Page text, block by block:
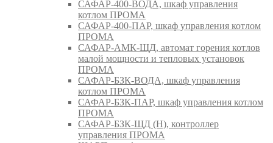
САФАР-400-ВОДА, шкаф управления
котлом ПРОМА
САФАР-400-ПАР, шкаф управления котлом
ПРОМА
САФАР-АМК-ЩД, автомат горения котлов
малой мощности и тепловых установок
ПРОМА
САФАР-БЗК-ВОДА, шкаф управления
котлом ПРОМА
САФАР-БЗК-ПАР, шкаф управления котлом
ПРОМА
САФАР-БЗК-ЩД (Н), контроллер
управления ПРОМА